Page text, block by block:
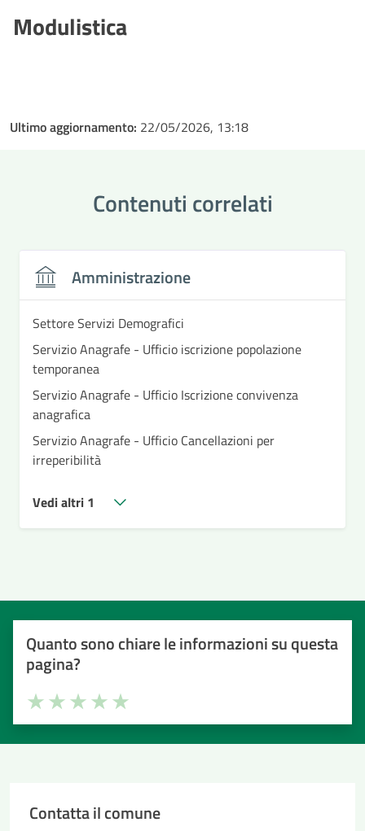
Modulistica
Ultimo aggiornamento: 22/05/2026, 13:18
Contenuti correlati
Amministrazione
Settore Servizi Demografici
Servizio Anagrafe - Ufficio iscrizione popolazione
temporanea
Servizio Anagrafe - Ufficio Iscrizione convivenza
anagrafica
Servizio Anagrafe - Ufficio Cancellazioni per
irreperibilità
Vedi altri 1
Quanto sono chiare le informazioni su questa
pagina?
Valuta la chiarezza delle informazioni (da 1 a 5 stelle)
Seleziona il numero di stelle per valutare la chiarezza delle
Valuta 5 stelle su 5
Valuta 4 stelle su 5
Valuta 3 stelle su 5
Valuta 2 stelle su 5
Valuta 1 stelle su 5
Contatta il comune